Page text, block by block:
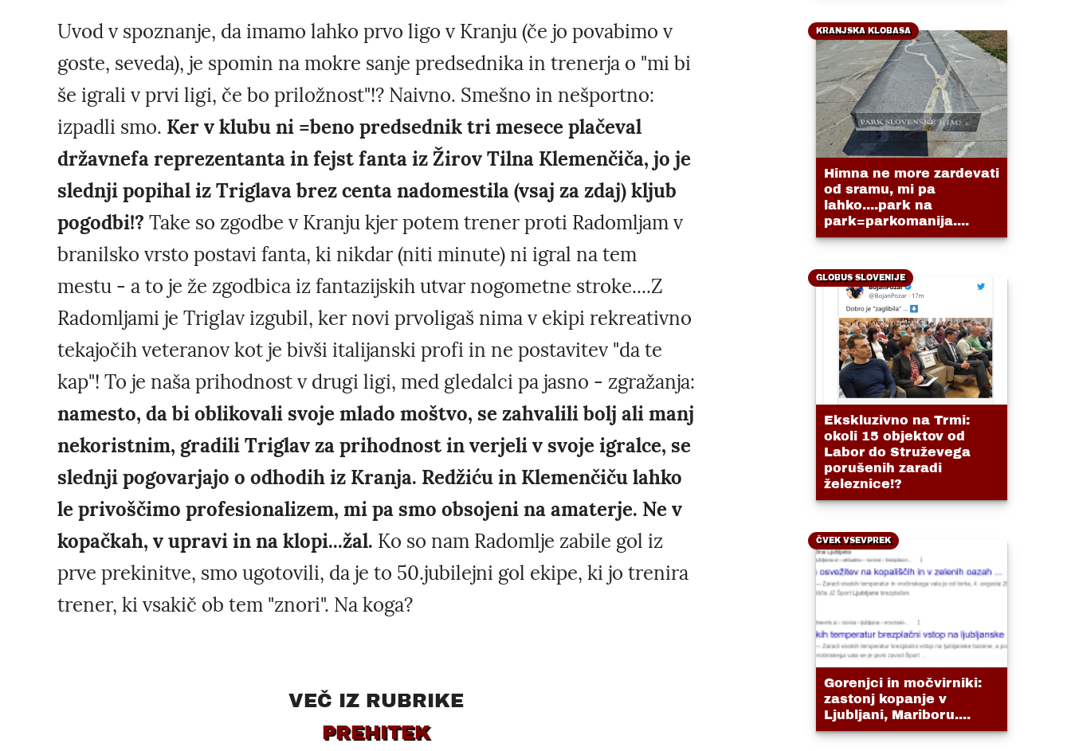
Uvod v spoznanje, da imamo lahko prvo ligo v Kranju (če jo povabimo v
goste, seveda), je spomin na mokre sanje predsednika in trenerja o "mi bi
še igrali v prvi ligi, če bo priložnost"!? Naivno. Smešno in nešportno:
izpadli smo. Ker v klubu ni =beno predsednik tri mesece plačeval
državnefa reprezentanta in fejst fanta iz Žirov Tilna Klemenčiča, jo je
slednji popihal iz Triglava brez centa nadomestila (vsaj za zdaj) kljub
pogodbi!? Take so zgodbe v Kranju kjer potem trener proti Radomljam v
branilsko vrsto postavi fanta, ki nikdar (niti minute) ni igral na tem
mestu - a to je že zgodbica iz fantazijskih utvar nogometne stroke....Z
Radomljami je Triglav izgubil, ker novi prvoligaš nima v ekipi rekreativno
tekajočih veteranov kot je bivši italijanski profi in ne postavitev "da te
kap"! To je naša prihodnost v drugi ligi, med gledalci pa jasno - zgražanja:
namesto, da bi oblikovali svoje mlado moštvo, se zahvalili bolj ali manj
nekoristnim, gradili Triglav za prihodnost in verjeli v svoje igralce, se
slednji pogovarjajo o odhodih iz Kranja. Redžiću in Klemenčiču lahko
le privoščimo profesionalizem, mi pa smo obsojeni na amaterje. Ne v
kopačkah, v upravi in na klopi...žal. Ko so nam Radomlje zabile gol iz
prve prekinitve, smo ugotovili, da je to 50.jubilejni gol ekipe, ki jo trenira
trener, ki vsakič ob tem "znori". Na koga?
VEČ IZ RUBRIKE
PREHITEK
KRANJSKA KLOBASA
Himna ne more zardevati
od sramu, mi pa
lahko....park na
park=parkomanija....
GLOBUS SLOVENIJE
Ekskluzivno na Trmi:
okoli 15 objektov od
Labor do Struževega
porušenih zaradi
železnice!?
ČVEK VSEVPREK
Gorenjci in močvirniki:
zastonj kopanje v
Ljubljani, Mariboru....